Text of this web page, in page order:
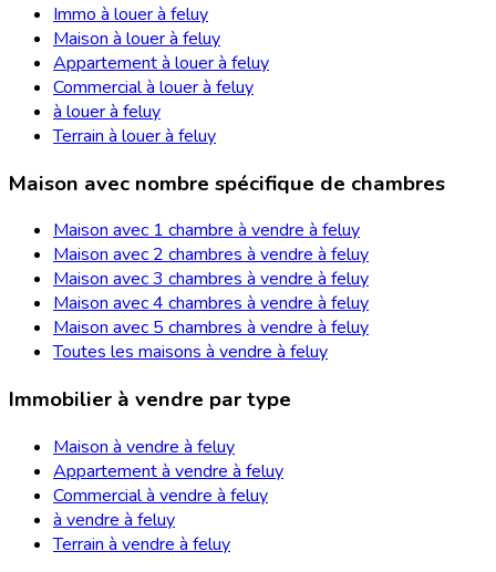
Immo à louer à feluy
Maison à louer à feluy
Appartement à louer à feluy
Commercial à louer à feluy
à louer à feluy
Terrain à louer à feluy
Maison avec nombre spécifique de chambres
Maison avec 1 chambre à vendre à feluy
Maison avec 2 chambres à vendre à feluy
Maison avec 3 chambres à vendre à feluy
Maison avec 4 chambres à vendre à feluy
Maison avec 5 chambres à vendre à feluy
Toutes les maisons à vendre à feluy
Immobilier à vendre par type
Maison à vendre à feluy
Appartement à vendre à feluy
Commercial à vendre à feluy
à vendre à feluy
Terrain à vendre à feluy